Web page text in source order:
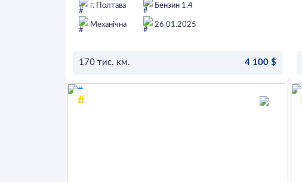
г. Полтава Бензин 1.4
Механічна 26.01.2025
170 тис. км. 4 100 $
ОСТАВИТЬ ЗАЯВКУ